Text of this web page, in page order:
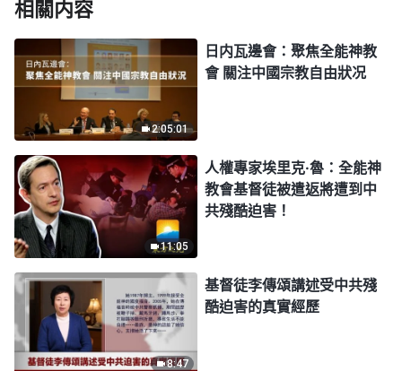
相關内容
2:05:01
日内瓦邊會：聚焦全能神教
會 關注中國宗教自由狀况
11:05
人權專家埃里克·魯：全能神
教會基督徒被遣返將遭到中
共殘酷迫害！
8:47
基督徒李傳頌講述受中共殘
酷迫害的真實經歷